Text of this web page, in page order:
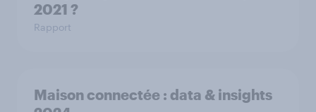
2021 ?
Rapport
Maison connectée : data & insights